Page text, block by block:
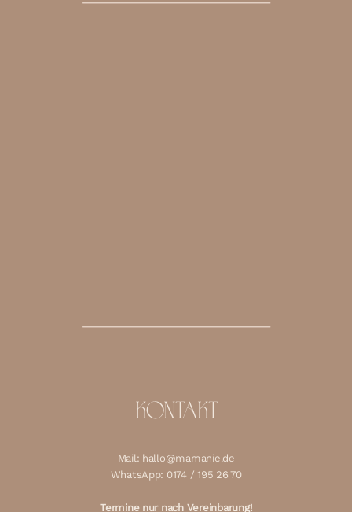
KONTAKT
Mail: hallo@mamanie.de
WhatsApp: 0174 / 195 26 70
Termine nur nach Vereinbarung!